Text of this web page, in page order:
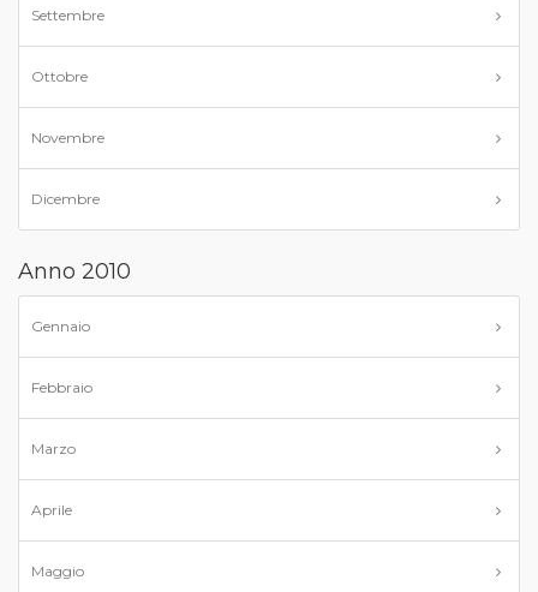
Settembre
Ottobre
Novembre
Dicembre
Anno 2010
Gennaio
Febbraio
Marzo
Aprile
Maggio